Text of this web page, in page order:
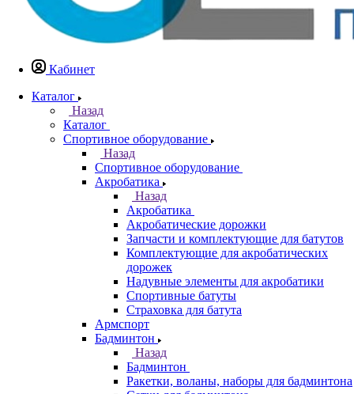
Кабинет
Каталог
Назад
Каталог
Спортивное оборудование
Назад
Спортивное оборудование
Акробатика
Назад
Акробатика
Акробатические дорожки
Запчасти и комплектующие для батутов
Комплектующие для акробатических
дорожек
Надувные элементы для акробатики
Спортивные батуты
Страховка для батута
Армспорт
Бадминтон
Назад
Бадминтон
Ракетки, воланы, наборы для бадминтона